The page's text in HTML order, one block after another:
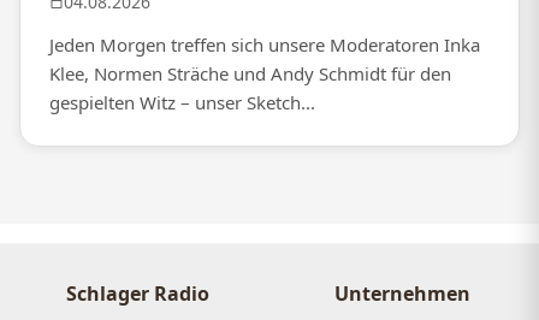
Jeden Morgen treffen sich unsere Moderatoren Inka
Klee, Normen Sträche und Andy Schmidt für den
gespielten Witz – unser Sketch...
Schlager Radio Unternehmen